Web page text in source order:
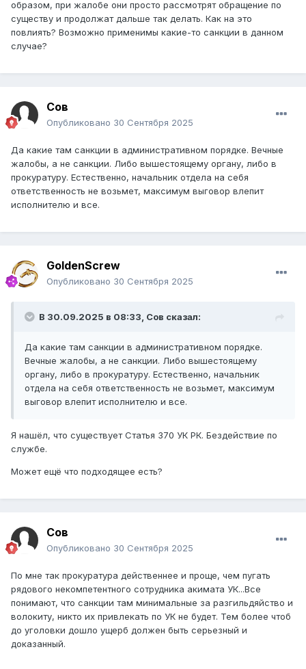
процедуры на заслушивание по административному
делу, в том числе посредством видеоконференцсвязи
или иных средств коммуникации;
административной процедуры изложить свою позицию.
Способов выслушать человека , а также "заслушать"
заморачиваться. Пригласили на очную встречу, не
пришел и до свидания, вот тебе акт неявки. Наказать
исполнителя может только
руководитель..Соответственно, подаем новое
обращение, с жалобой на исполнителя.
документами" на встречу..Которые я же просил и выдать.
Бред. Естественно из другого города я к ним не поехал.
рассмотрения обращения.
образом, при жалобе они просто рассмотрят обращение по
существу и продолжат дальше так делать. Как на это
повлиять? Возможно применимы какие-то санкции в данном
случае?
Сов
Опубликовано 30 Сентября 2025
Да какие там санкции в административном порядке. Вечные
жалобы, а не санкции. Либо вышестоящему органу, либо в
прокуратуру. Естественно, начальник отдела на себя
ответственность не возьмет, максимум выговор влепит
исполнителю и все.
GoldenScrew
Опубликовано 30 Сентября 2025
В 30.09.2025 в 08:33, Сов сказал:
Да какие там санкции в административном порядке.
Вечные жалобы, а не санкции. Либо вышестоящему
органу, либо в прокуратуру. Естественно, начальник
отдела на себя ответственность не возьмет, максимум
выговор влепит исполнителю и все.
Я нашёл, что существует Статья 370 УК РК. Бездействие по
службе.
Может ещё что подходящее есть?
Сов
Опубликовано 30 Сентября 2025
По мне так прокуратура действеннее и проще, чем пугать
рядового некомпетентного сотрудника акимата УК...Все
понимают, что санкции там минимальные за разгильдяйство и
волокиту, никто их привлекать по УК не будет. Тем более чтоб
до уголовки дошло ущерб должен быть серьезный и
доказанный.